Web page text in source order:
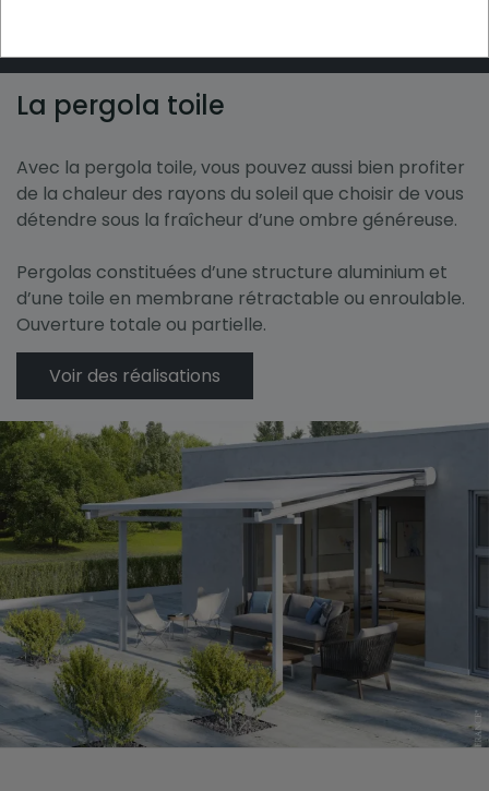
La pergola toile
Avec la pergola toile, vous pouvez aussi bien profiter
de la chaleur des rayons du soleil que choisir de vous
détendre sous la fraîcheur d’une ombre généreuse.
Pergolas constituées d’une structure aluminium et
d’une toile en membrane rétractable ou enroulable.
Ouverture totale ou partielle.
Voir des réalisations